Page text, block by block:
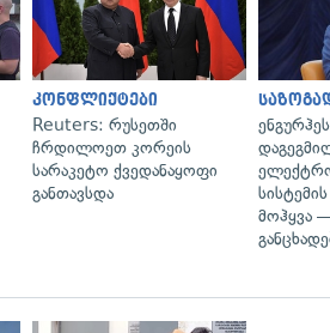
კონფლიქტები
Reuters: რუსეთში
ჩრდილოეთ კორეის
სარაკეტო ქვედანაყოფი
განთავსდა
მოჰყვა